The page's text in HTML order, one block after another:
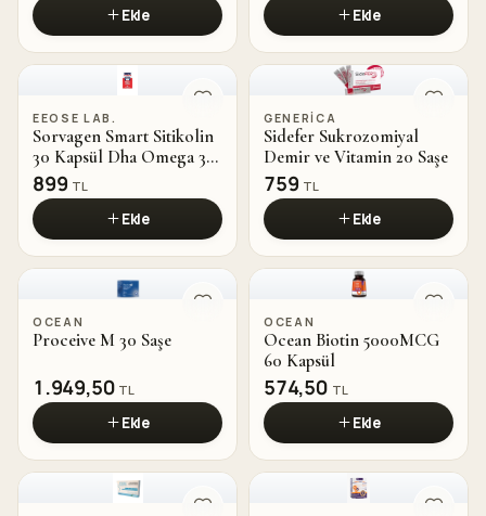
Ekle Ekle
EEOSE LAB.
Sorvagen Smart Sitikolin
30 Kapsül Dha Omega 3
Vitamin B12
899 TL
Ekle
GENERICA
Sidefer Sukrozomiyal
Demir ve Vitamin 20 Saşe
759 TL
Ekle
OCEAN
Proceive M 30 Saşe
1.949,50 TL
Ekle
OCEAN
Ocean Biotin 5000MCG
60 Kapsül
574,50 TL
Ekle